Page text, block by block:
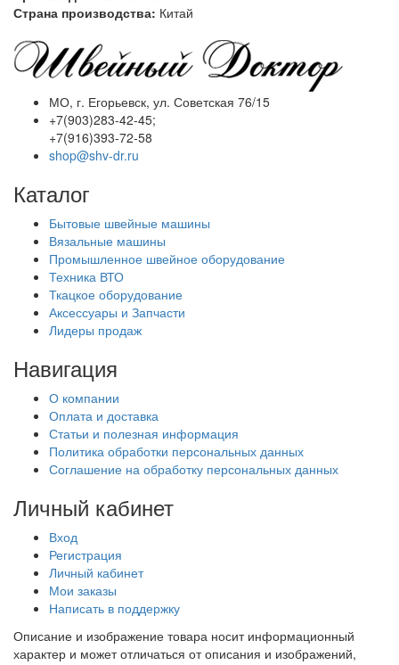
Страна производства: Китай
МО, г. Егорьевск, ул. Советская 76/15
+7(903)283-42-45;
+7(916)393-72-58
shop@shv-dr.ru
Каталог
Бытовые швейные машины
Вязальные машины
Промышленное швейное оборудование
Техника ВТО
Ткацкое оборудование
Аксессуары и Запчасти
Лидеры продаж
Навигация
О компании
Оплата и доставка
Статьи и полезная информация
Политика обработки персональных данных
Соглашение на обработку персональных данных
Личный кабинет
Вход
Регистрация
Личный кабинет
Мои заказы
Написать в поддержку
Описание и изображение товара носит информационный
характер и может отличаться от описания и изображений,